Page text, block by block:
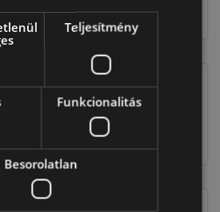
Kosárba
Teljesítmény
Funkcionalitás
Besorolatlan